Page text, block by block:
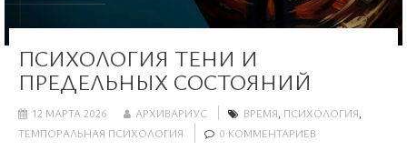
ПСИХОЛОГИЯ ТЕНИ И
ПРЕДЕЛЬНЫХ СОСТОЯНИЙ
12 МАРТА 2026 АРХИВАРИУС ВРЕМЯ, ПСИХОЛОГИЯ,
ТЕМПОРАЛЬНАЯ ПСИХОЛОГИЯ
0 КОММЕНТАРИЕВ